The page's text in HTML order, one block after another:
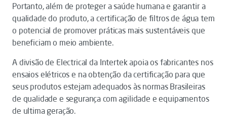
Portanto, além de proteger a saúde humana e garantir a
qualidade do produto, a certificação de filtros de água tem
o potencial de promover práticas mais sustentáveis que
beneficiam o meio ambiente.
A divisão de Electrical da Intertek apoia os fabricantes nos
ensaios elétricos e na obtenção da certificação para que
seus produtos estejam adequados às normas Brasileiras
de qualidade e segurança com agilidade e equipamentos
de ultima geração.